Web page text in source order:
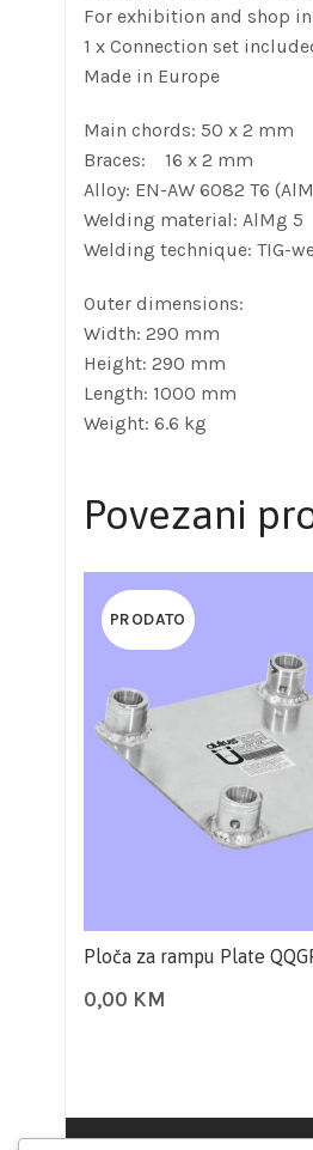
For exhibition and shop
1 x Connection set
Made in Europe
Main chords: 50 x 2 mm
Braces: 16 x 2 mm
Alloy: EN-AW 6082 T6
Welding material: AlMg 5
Welding technique: TIG-
Outer dimensions:
Width: 290 mm
Height: 290 mm
Length: 1000 mm
Weight: 6.6 kg
Povezani
PRODATO
Ploča za rampu Plate
0,00 KM